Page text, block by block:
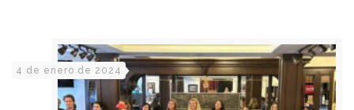
4 de enero de 2024